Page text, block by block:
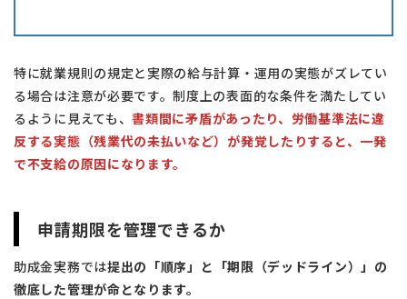
特に就業規則の規定と実際の給与計算・運用の実態がズレてい
る場合は注意が必要です。制度上の表面的な条件を満たしてい
るように見えても、書類間に矛盾があったり、労働基準法に違
反する実態（残業代の未払いなど）が発覚したりすると、一発
で不支給の原因になります。
申請期限を管理できるか
助成金実務では提出の「順序」と「期限（デッドライン）」の
徹底した管理が命となります。